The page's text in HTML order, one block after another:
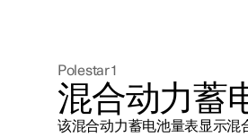
联系我们
极星官方二手车
探索Polestar 3
联系我们
公共充电
家庭充电
车主服务
Polestar 1
混合动力蓄
该混合动力蓄电池量表显示混